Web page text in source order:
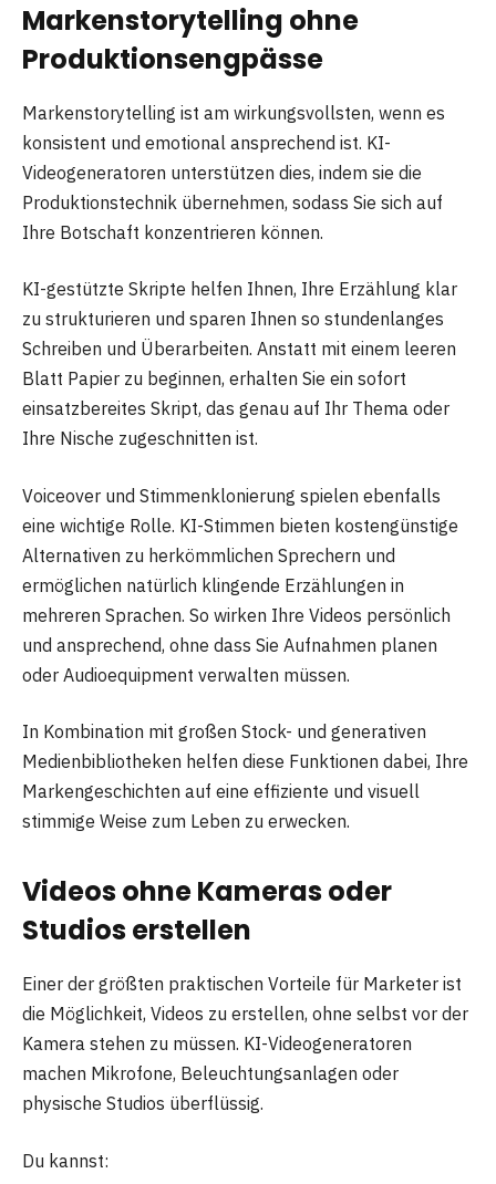
Markenstorytelling ohne
Produktionsengpässe
Markenstorytelling ist am wirkungsvollsten, wenn es
konsistent und emotional ansprechend ist. KI-
Videogeneratoren unterstützen dies, indem sie die
Produktionstechnik übernehmen, sodass Sie sich auf
Ihre Botschaft konzentrieren können.
KI-gestützte Skripte helfen Ihnen, Ihre Erzählung klar
zu strukturieren und sparen Ihnen so stundenlanges
Schreiben und Überarbeiten. Anstatt mit einem leeren
Blatt Papier zu beginnen, erhalten Sie ein sofort
einsatzbereites Skript, das genau auf Ihr Thema oder
Ihre Nische zugeschnitten ist.
Voiceover und Stimmenklonierung spielen ebenfalls
eine wichtige Rolle. KI-Stimmen bieten kostengünstige
Alternativen zu herkömmlichen Sprechern und
ermöglichen natürlich klingende Erzählungen in
mehreren Sprachen. So wirken Ihre Videos persönlich
und ansprechend, ohne dass Sie Aufnahmen planen
oder Audioequipment verwalten müssen.
In Kombination mit großen Stock- und generativen
Medienbibliotheken helfen diese Funktionen dabei, Ihre
Markengeschichten auf eine effiziente und visuell
stimmige Weise zum Leben zu erwecken.
Videos ohne Kameras oder
Studios erstellen
Einer der größten praktischen Vorteile für Marketer ist
die Möglichkeit, Videos zu erstellen, ohne selbst vor der
Kamera stehen zu müssen. KI-Videogeneratoren
machen Mikrofone, Beleuchtungsanlagen oder
physische Studios überflüssig.
Du kannst: